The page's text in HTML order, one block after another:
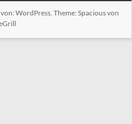
WordPress. Theme: Spacious von